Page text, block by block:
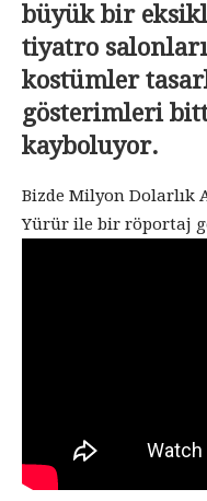
büyük bir
tiyatro
kostümler
gösterimleri
kayboluyor.
Bizde Milyon
Yürür ile bir röportaj